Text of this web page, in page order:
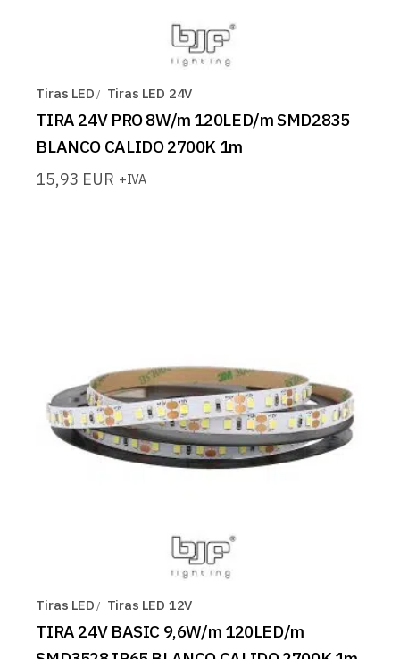
Tiras LED Tiras LED 24V
TIRA 24V PRO 8W/m 120LED/m SMD2835
BLANCO CALIDO 2700K 1m
15,93 EUR +IVA
Tiras LED Tiras LED 12V
TIRA 24V BASIC 9,6W/m 120LED/m